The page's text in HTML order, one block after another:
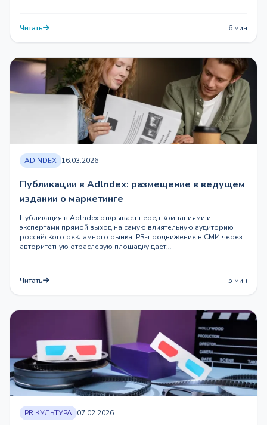
Читать 6 мин
ADINDEX 16.03.2026
Публикации в Adlndex: размещение в ведущем
издании о маркетинге
Публикация в Adlndex открывает перед компаниями и
экспертами прямой выход на самую влиятельную аудиторию
российского рекламного рынка. PR-продвижение в СМИ через
авторитетную отраслевую площадку даёт…
Читать 5 мин
PR КУЛЬТУРА 07.02.2026